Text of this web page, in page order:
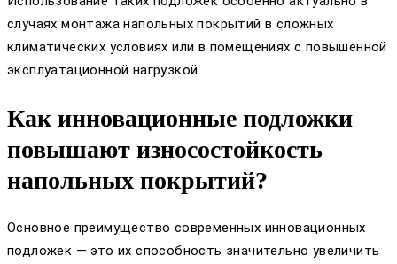
случаях монтажа напольных покрытий в сложных
климатических условиях или в помещениях с повышенной
эксплуатационной нагрузкой.
Как инновационные подложки
повышают износостойкость
напольных покрытий?
Основное преимущество современных инновационных
подложек — это их способность значительно увеличить